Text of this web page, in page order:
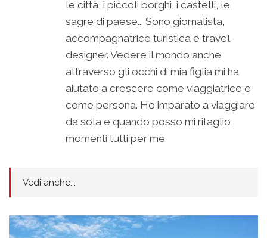
le città, i piccoli borghi, i castelli, le
sagre di paese... Sono giornalista,
accompagnatrice turistica e travel
designer. Vedere il mondo anche
attraverso gli occhi di mia figlia mi ha
aiutato a crescere come viaggiatrice e
come persona. Ho imparato a viaggiare
da sola e quando posso mi ritaglio
momenti tutti per me
Vedi anche...